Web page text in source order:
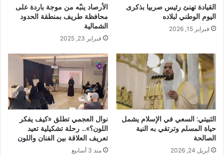
القيادة تهنئ رئيس صربيا بذكرى
اليوم الوطني لبلاده
فبراير 15, 2026
الأرصاد ينبّه من موجة باردة على
محافظة طريف بمنطقة الحدود
الشمالية
فبراير 23, 2025
الثبيتي: السعي في الإسلام يشمل
حياة المسلم وترتقي به النية
الصالحة
أبريل 24, 2026
نوال العجمي تطلق «كيف يفكر
اللون؟»… رحلة تشكيلية تعيد
تعريف العلاقة بين الفنان واللون
منذ 3 أسابيع